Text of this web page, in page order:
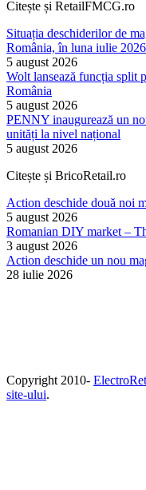
Citește și RetailFMCG.ro
Situația deschiderilor de
România, în luna iulie 2026
5 august 2026
Wolt lansează funcția split
România
5 august 2026
PENNY inaugurează un
unități la nivel național
5 august 2026
Citește și BricoRetail.ro
Action deschide două noi
5 august 2026
Romanian DIY market –
3 august 2026
Action deschide un nou
28 iulie 2026
Copyright 2010-
site-ului.